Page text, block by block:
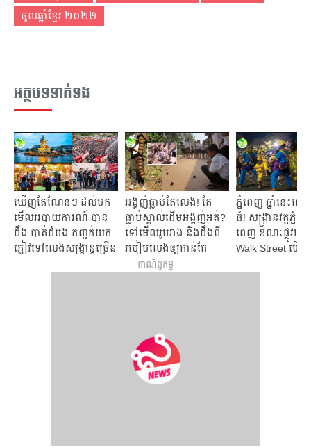
ចូលឆ្នាំខ្មែរ ២០២២
អត្ថបទទាក់ទង
ឃើញ​តែ​ណែនៗ ដល់​មក​
មើល​ររបាយការណ៍ បាន​
ដឹង បាត់ដំបង កញ្ឆក់​យក​
ភ្ញៀវទៅលេងសង្ក្រាន្តច្រើន
អង្គញ់ធ្លាប់តែលេង! តែ
ធ្លាប់ស្គាល់ដើមអង្គញ់អត់?
ទៅមើលរូបរាង និងដឹងពី
របៀបលេងឲ្យកាន់តែ
ច្បាស់
ភ្នំពេញ ឆ្នាំនេះល
ធំ! សង្ក្រានវត្តភ្នំ ៣​
ពេញ​ ខណៈផ្លូវថ្មើរ
Walk Street បើក
ពាណិជ្ជកម្ម